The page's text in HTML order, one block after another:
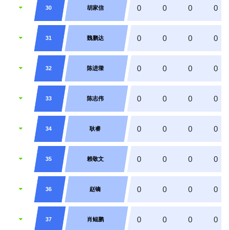
30 胡家信 0 0 0 0
31 魏鹏达 0 0 0 0
32 陈进墚 0 0 0 0
33 陈志伟 0 0 0 0
34 耿睿 0 0 0 0
35 赖敬文 0 0 0 0
36 赵镝 0 0 0 0
37 肖鲲鹏 0 0 0 0